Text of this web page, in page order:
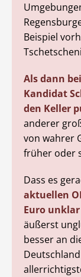
Beispiel
Als dann
Kandidat
den Keller
anderer
von wahrer
früher oder
Dass es
aktuellen
Euro
äußerst
besser an